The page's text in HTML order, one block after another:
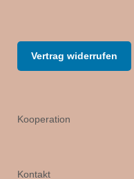
Vertrag widerrufen
Kooperation
Kontakt